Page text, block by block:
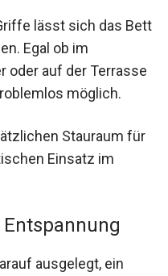
lässt sich das Bett
Egal ob im
oder auf der Terrasse
möglich.
Stauraum für
Einsatz im
ausgelegt, ein